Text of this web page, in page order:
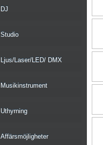
DJ
Studio
Ljus/Laser/LED/ DMX
Musikinstrument
Uthyrning
Affärsmöjligheter